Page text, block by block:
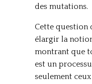
des mutations.
Cette question
élargir la
montrant que
est un
seulement